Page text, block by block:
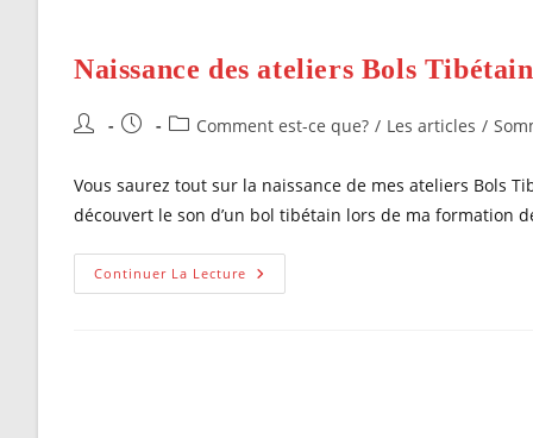
Naissance des ateliers Bols
Auteur/autrice
la
publication :
Publication
PostComment est-ce que? / Les articles /
Vous saurez tout sur la naissance de mes ateliers Bols
découvert le son d’un bol tibétain lors de ma formation
Continuer La Lecture Naissance
Des